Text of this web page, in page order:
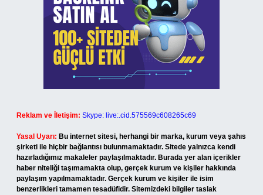
Reklam ve İletişim: Skype: live:.cid.575569c608265c69
Yasal Uyarı: Bu internet sitesi, herhangi bir marka, kurum veya şahıs
şirketi ile hiçbir bağlantısı bulunmamaktadır. Sitede yalnızca kendi
hazırladığımız makaleler paylaşılmaktadır. Burada yer alan içerikler
haber niteliği taşımamakta olup, gerçek kurum ve kişiler hakkında
paylaşım yapılmamaktadır. Gerçek kurum ve kişiler ile isim
benzerlikleri tamamen tesadüfidir. Sitemizdeki bilgiler taslak